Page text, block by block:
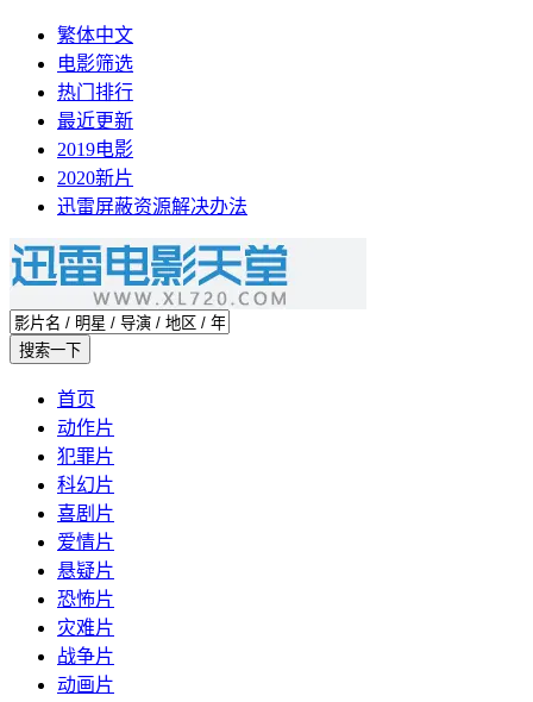
繁体中文
电影筛选
热门排行
最近更新
2019电影
2020新片
迅雷屏蔽资源解决办法
首页
动作片
犯罪片
科幻片
喜剧片
爱情片
悬疑片
恐怖片
灾难片
战争片
动画片